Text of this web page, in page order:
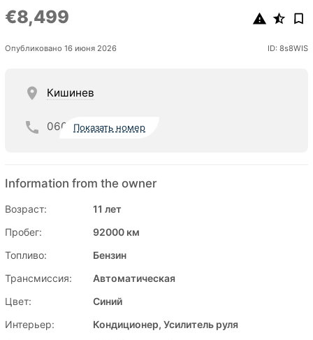
€8,499
Опубликовано 16 июня 2026 ID: 8s8WIS
Кишинев
060 Показать номер
Information from the owner
Возраст:
11 лет
Пробег:
92000 км
Топливо:
Бензин
Трансмиссия:
Автоматическая
Цвет:
Синий
Интерьер:
Кондиционер, Усилитель руля